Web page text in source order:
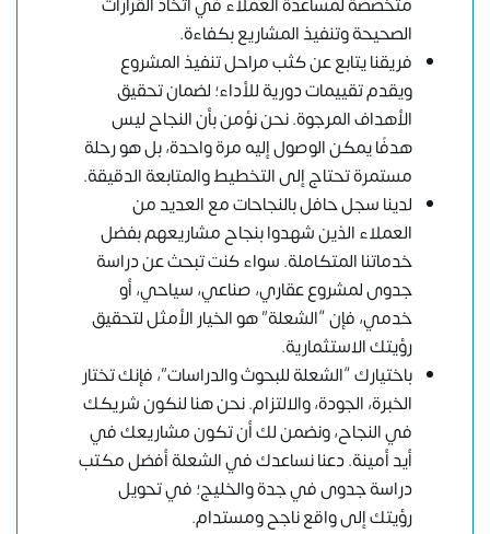
متخصصة لمساعدة العملاء في اتخاذ القرارات
الصحيحة وتنفيذ المشاريع بكفاءة.
فريقنا يتابع عن كثب مراحل تنفيذ المشروع
ويقدم تقييمات دورية للأداء؛ لضمان تحقيق
الأهداف المرجوة. نحن نؤمن بأن النجاح ليس
هدفًا يمكن الوصول إليه مرة واحدة، بل هو رحلة
مستمرة تحتاج إلى التخطيط والمتابعة الدقيقة.
لدينا سجل حافل بالنجاحات مع العديد من
العملاء الذين شهدوا بنجاح مشاريعهم بفضل
خدماتنا المتكاملة. سواء كنت تبحث عن دراسة
جدوى لمشروع عقاري، صناعي، سياحي، أو
خدمي، فإن “الشعلة” هو الخيار الأمثل لتحقيق
رؤيتك الاستثمارية.
باختيارك “الشعلة للبحوث والدراسات”، فإنك تختار
الخبرة، الجودة، والالتزام. نحن هنا لنكون شريكك
في النجاح، ونضمن لك أن تكون مشاريعك في
أيد أمينة. دعنا نساعدك في الشعلة أفضل مكتب
دراسة جدوى في جدة والخليج؛ في تحويل
رؤيتك إلى واقع ناجح ومستدام.